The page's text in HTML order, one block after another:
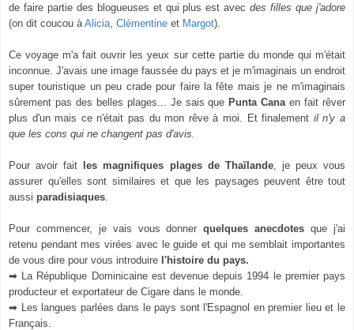
de faire partie des blogueuses et qui plus est avecdes filles que j'adore
(on dit coucou à Alicia Clémentine et Margot).
Ce voyage m'a fait ouvrir les yeux sur cette partie du monde qui m'était
inconnue. J'avais une image faussée du pays et je m'imaginais un endroit
super touristique un peu crade pour faire la fête mais je ne m'imaginais
sûrement pas des belles plages... Je sais quePunta Cana en fait rêver
plus d'un mais ce n'était pas du mon rêve à moi. Et finalement il n'y a
que les cons qui ne changent pas d'avis.
Pour avoir fait les magnifiques plages de Thaïlande, je peux vous
assurer qu'elles sont similaires et que les paysages peuvent être tout
aussi paradisiaques
Pour commencer, je vais vous donnerquelques anecdotesque j'ai
retenu pendant mes virées avec le guide et qui me semblait importantes
de vous dire pour vous introduire l'histoire du pays.
➡ La République Dominicaine est devenue depuis 1994 le premier pays
producteur et exportateur de Cigare dans le monde.
➡ Les langues parlées dans le pays sont l'Espagnol en premier lieu et le
Français.